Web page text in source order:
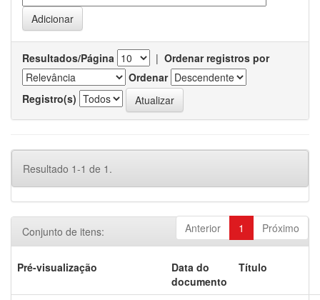
Resultados/Página | Ordenar registros por
Ordenar
Registro(s)
Resultado 1-1 de 1.
Anterior 1 Próximo
Conjunto de itens:
Pré-visualização
Data do
documento
Título